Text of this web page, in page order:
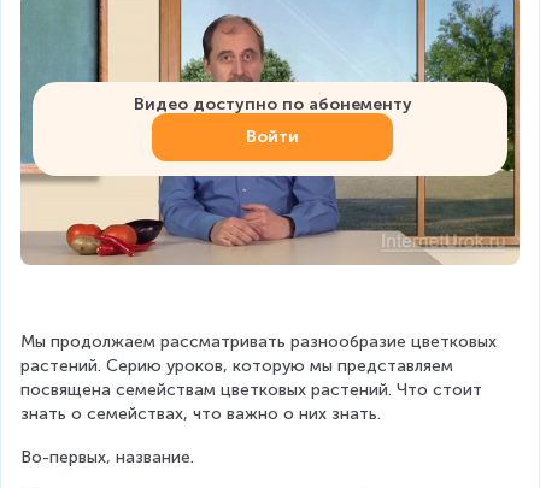
Видео доступно по абонементу
Войти
Мы продолжаем рассматривать разнообразие цветковых
растений. Серию уроков, которую мы представляем
посвящена семействам цветковых растений. Что стоит
знать о семействах, что важно о них знать.
Во-первых, название.